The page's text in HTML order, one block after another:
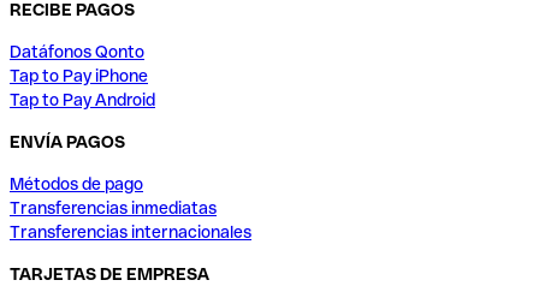
RECIBE PAGOS
Datáfonos Qonto
Tap to Pay iPhone
Tap to Pay Android
ENVÍA PAGOS
Métodos de pago
Transferencias inmediatas
Transferencias internacionales
TARJETAS DE EMPRESA